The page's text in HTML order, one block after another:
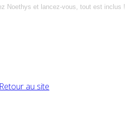
Noethys et lancez-vous, tout est inclus !
Retour au site